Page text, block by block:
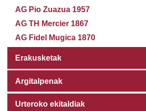
AG Pio Zuazua 1957
AG TH Mercier 1867
AG Fidel Mugica 1870
Erakusketak
Argitalpenak
Urteroko ekitaldiak